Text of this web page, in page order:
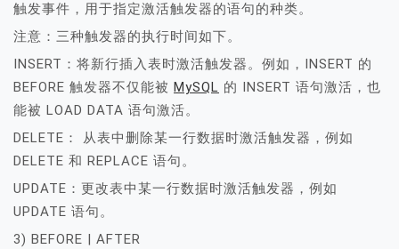
触发事件，用于指定激活触发器的语句的种类。
注意：三种触发器的执行时间如下。
INSERT：将新行插入表时激活触发器。例如，INSERT 的
BEFORE 触发器不仅能被 MySQL 的 INSERT 语句激活，也
能被 LOAD DATA 语句激活。
DELETE： 从表中删除某一行数据时激活触发器，例如
DELETE 和 REPLACE 语句。
UPDATE：更改表中某一行数据时激活触发器，例如
UPDATE 语句。
3) BEFORE | AFTER